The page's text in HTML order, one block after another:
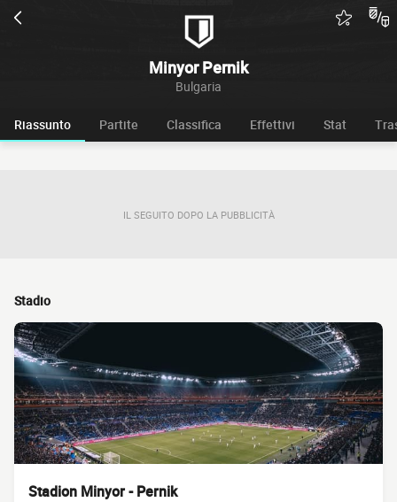
Minyor Pernik
Bulgaria
Riassunto Partite Classifica Effettivi Stat
IL SEGUITO DOPO LA PUBBLICITÀ
Stadio
Stadion Minyor - Pernik